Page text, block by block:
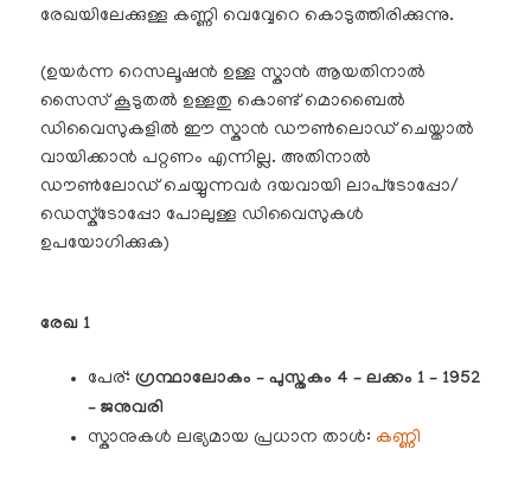
രേഖയിലേക്കുള്ള കണ്ണി വെവ്വേറെ കൊടുത്തിരിക്കുന്നു.
(ഉയർന്ന റെസലൂഷൻ ഉള്ള സ്കാൻ ആയതിനാൽ
സൈസ് കൂടുതൽ ഉള്ളതു കൊണ്ട് മൊബൈൽ
ഡിവൈസുകളിൽ ഈ സ്കാൻ ഡൗൺലൊഡ് ചെയ്താൽ
വായിക്കാൻ പറ്റണം എന്നില്ല. അതിനാൽ
ഡൗൺലോഡ് ചെയ്യുന്നവർ ദയവായി ലാപ്‌ടോപ്പോ/
ഡെസ്ക്‌ടോപ്പോ പോലുള്ള ഡിവൈസുകൾ
ഉപയോഗിക്കുക)
രേഖ 1
പേര്:ഗ്രന്ഥാലോകം – പുസ്തകം 4 – ലക്കം 1 – 1952
– ജനുവരി
സ്കാനുകൾ ലഭ്യമായ പ്രധാന താൾ: കണ്ണി